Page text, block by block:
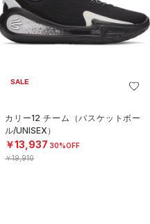
SALE
カリー12 チーム（バスケットボー
ル/UNISEX）
￥13,937 30%OFF
￥19,910